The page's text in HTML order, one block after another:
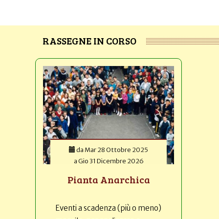
RASSEGNE IN CORSO
da Mar 28 Ottobre 2025
aGio 31 Dicembre 2026
Pianta Anarchica
Eventi a scadenza (più o meno)